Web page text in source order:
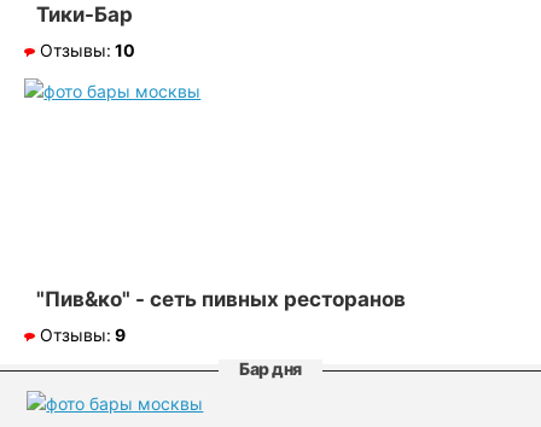
Тики-Бар
Отзывы: 10
"Пив&ко" - сеть пивных ресторанов
Отзывы: 9
Бар дня